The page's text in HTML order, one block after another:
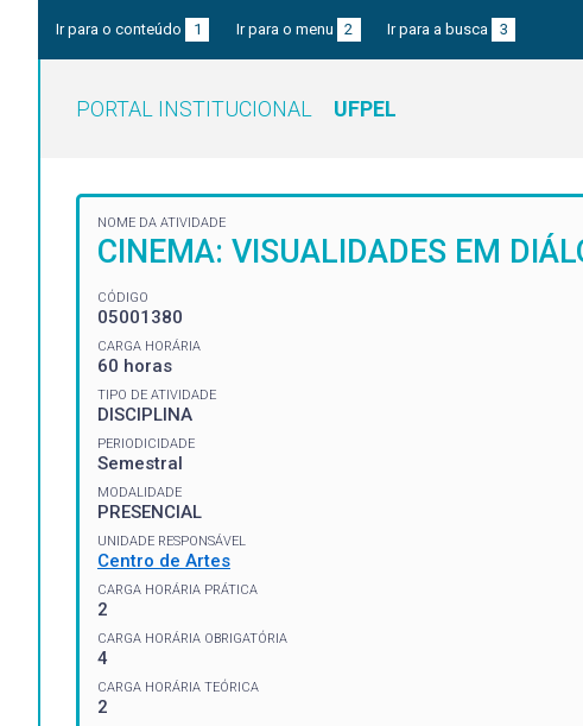
Ir para o conteúdo 1 Ir para o menu 2 Ir para a busca 3
PORTAL INSTITUCIONAL UFPEL
NOME DA ATIVIDADE
CINEMA: VISUALIDADES EM
CÓDIGO
05001380
CARGA HORÁRIA
60 horas
TIPO DE ATIVIDADE
DISCIPLINA
PERIODICIDADE
Semestral
MODALIDADE
PRESENCIAL
UNIDADE RESPONSÁVEL
Centro de Artes
CARGA HORÁRIA PRÁTICA
2
CARGA HORÁRIA OBRIGATÓRIA
4
CARGA HORÁRIA TEÓRICA
2